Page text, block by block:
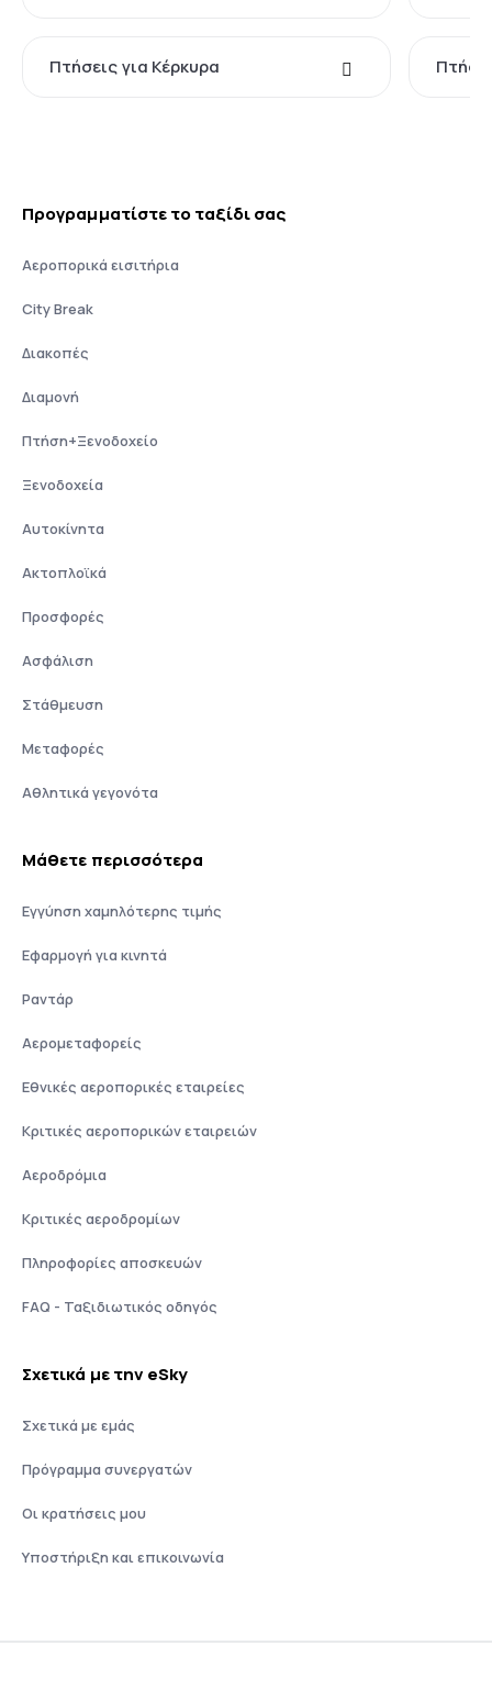
Πτήσεις για Κέρκυρα
Προγραμματίστε το ταξίδι σας
Αεροπορικά εισιτήρια
City Break
Διακοπές
Διαμονή
Πτήση+Ξενοδοχείο
Ξενοδοχεία
Αυτοκίνητα
Ακτοπλοϊκά
Προσφορές
Ασφάλιση
Στάθμευση
Μεταφορές
Αθλητικά γεγονότα
Μάθετε περισσότερα
Εγγύηση χαμηλότερης τιμής
Εφαρμογή για κινητά
Ραντάρ
Αερομεταφορείς
Εθνικές αεροπορικές εταιρείες
Κριτικές αεροπορικών εταιρειών
Αεροδρόμια
Κριτικές αεροδρομίων
Πληροφορίες αποσκευών
FAQ - Ταξιδιωτικός οδηγός
Σχετικά με την eSky
Σχετικά με εμάς
Πρόγραμμα συνεργατών
Οι κρατήσεις μου
Υποστήριξη και επικοινωνία